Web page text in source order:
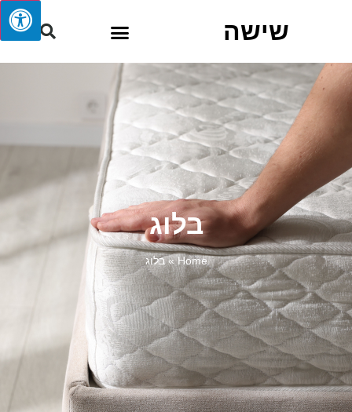
שישה
בלוג
Home
»בלוג